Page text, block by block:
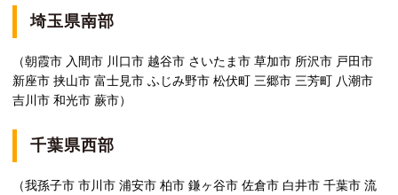
埼玉県南部
（朝霞市 入間市 川口市 越谷市 さいたま市 草加市 所沢市 戸田市
新座市 挟山市 富士見市 ふじみ野市 松伏町 三郷市 三芳町 八潮市
吉川市 和光市 蕨市）
千葉県西部
（我孫子市 市川市 浦安市 柏市 鎌ヶ谷市 佐倉市 白井市 千葉市 流